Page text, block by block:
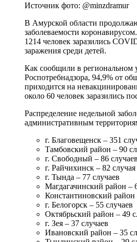
Источник фото: @minzdramur
В Амурской области
заболеваемости
1214 человек заразились
заражения среди детей.
Как сообщили в региональном
Роспотребнадзора, 94,9% от
приходится на
около 60 человек заразились
Распределение недельной
административным
г. Благовещенск – 351
Тамбовский район – 90
г. Свободный – 86 случаев
г. Райчихинск – 82 случая
г. Тында – 77 случаев
Магдагачинский район –
Константиновский район
г. Белогорск – 55 случаев
Октябрьский район – 49
г. Зея – 37 случаев
Ивановский район – 35